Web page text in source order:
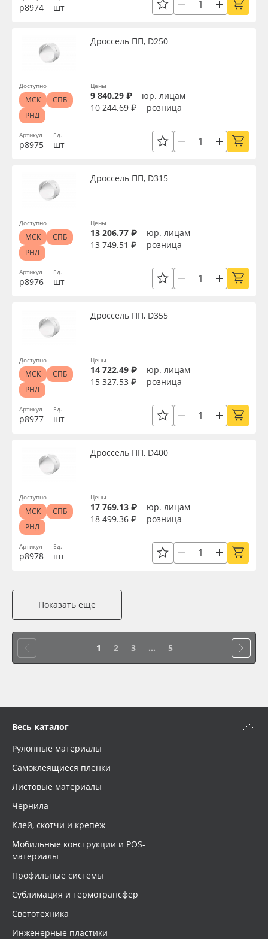
р8974 шт
Артикул
р8975
Дроссель ПП, D250
Ед.
шт
Цены
9 840.29 ₽
юр. лицам
10 244.69 ₽
розница
Доступно
МСК
СПБ
РНД
Артикул
р8976
Дроссель ПП, D315
Ед.
шт
Цены
13 206.77 ₽
юр. лицам
13 749.51 ₽
розница
Доступно
МСК
СПБ
РНД
Артикул
р8977
Дроссель ПП, D355
Ед.
шт
Цены
14 722.49 ₽
юр. лицам
15 327.53 ₽
розница
Доступно
МСК
СПБ
РНД
Артикул
р8978
Дроссель ПП, D400
Ед.
шт
Цены
17 769.13 ₽
юр. лицам
18 499.36 ₽
розница
Доступно
МСК
СПБ
РНД
Показать еще
1 2 3 ... 5
Весь каталог
Рулонные материалы
Самоклеящиеся плёнки
Листовые материалы
Чернила
Клей, скотчи и крепёж
Мобильные конструкции и POS-
материалы
Профильные системы
Сублимация и термотрансфер
Светотехника
Инженерные пластики